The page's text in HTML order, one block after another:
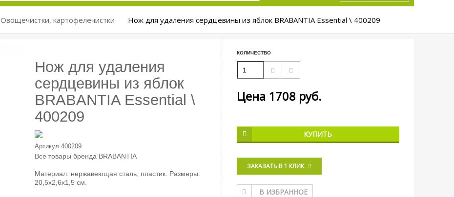
Овощечистки, картофелечистки Нож для удаления сердцевины из яблок BRABANTIA Essential \ 400209
Нож для удаления
сердцевины из яблок
BRABANTIA Essential \
400209
Артикул 400209
Все товары бренда BRABANTIA
Материал: нержавеющая сталь, пластик. Размеры:
20,5х2,6х1,5 см.
КОЛИЧЕСТВО
Цена 1708 руб.
КУПИТЬ
ЗАКАЗАТЬ В 1 КЛИК
В ИЗБРАННОЕ